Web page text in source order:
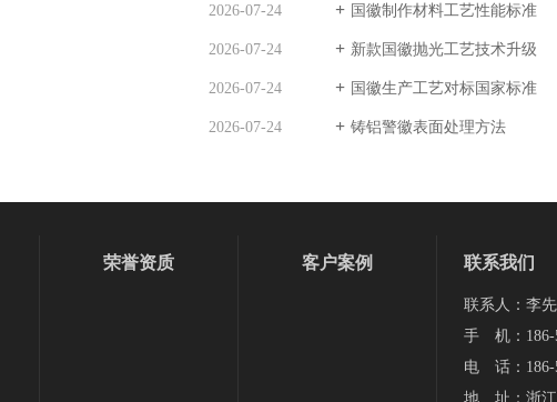
2026-07-24 国徽制作材料工艺性能标准
2026-07-24 新款国徽抛光工艺技术升级
2026-07-24 国徽生产工艺对标国家标准
2026-07-24 铸铝警徽表面处理方法
荣誉资质 客户案例 联系我们
联系人：李
手 机：186-
电 话：186-
地 址：浙江